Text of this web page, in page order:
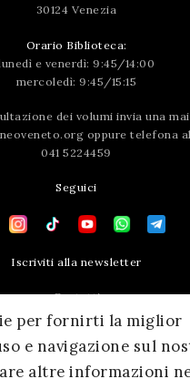
per fornirti la miglior
e navigazione sul
altre informazioni
30124 Venezia
Orario Biblioteca:
e venerdì: 9:45/14:00
mercoledì: 9:45/15:15
dei volumi invia una
oppure telefona
041 5224459
Seguici
Iscriviti alla newsletter
Contatti